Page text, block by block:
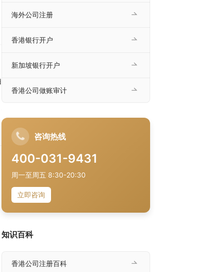
海外公司注册
香港银行开户
新加坡银行开户
香港公司做账审计
咨询热线
400-031-9431
周一至周五 8:30-20:30
立即咨询
知识百科
香港公司注册百科